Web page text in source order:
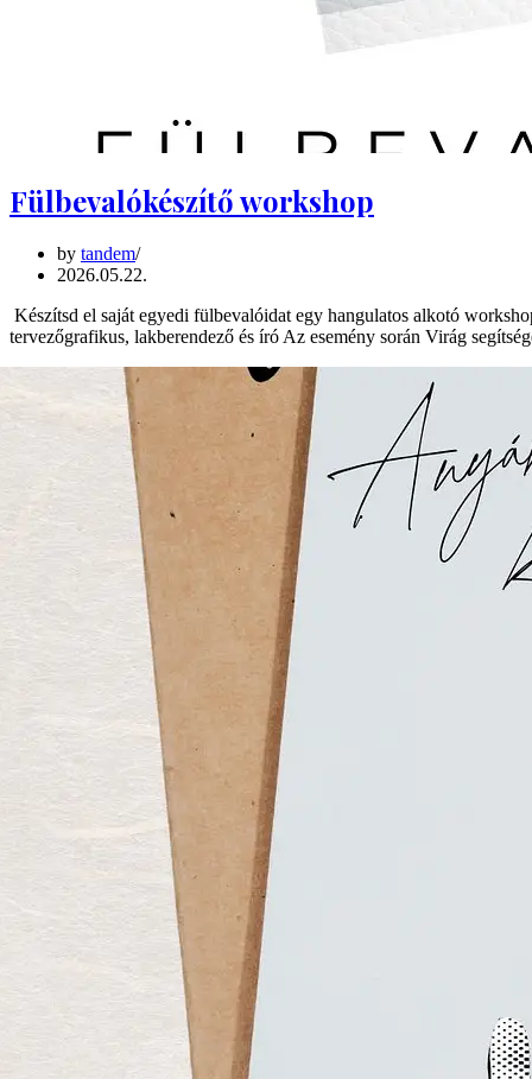
Fülbevalókészítő workshop
by tandem
2026.05.22.
Készítsd el saját egyedi fülbevalóidat egy hangulatos alkotó
tervezőgrafikus, lakberendező és író Az esemény során Virág